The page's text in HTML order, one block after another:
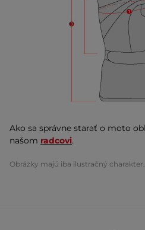
Ako sa správne starať o moto
našom radcovi.
Obrázky majú iba ilustračný charakter.